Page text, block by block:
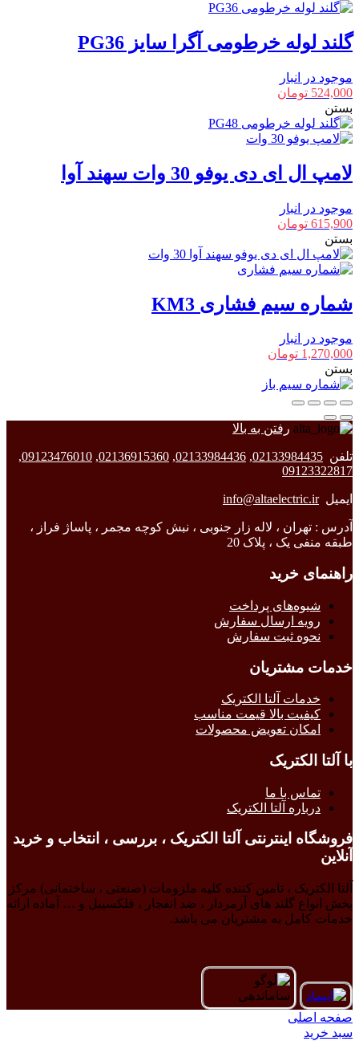
گلند لوله خرطومی آگرا سایز PG36
موجود در انبار
524,000 تومان
بستن
لامپ ال ای دی یوفو 30 وات سهند آوا
موجود در انبار
615,900 تومان
بستن
شماره سیم فشاری KM3
موجود در انبار
1,270,000 تومان
بستن
رفتن به بالا
تلفن 02133984435
,
02133984436
,
02136915360
,
09123476010
,
09123322817
ایمیلinfo@altaelectric.ir
آدرس : تهران ، لاله زار جنوبی ، نبش کوچه مجمر ، پاساژ فراز ،
طبقه منفی یک ، پلاک 20
راهنمای خرید
شیوه‌های پرداخت
رویه ارسال سفارش
نحوه ثبت سفارش
خدمات مشتریان
خدمات آلتا الکتریک
کیفیت بالا قیمت مناسب
امکان تعویض محصولات
با آلتا الکتریک
تماس با ما
درباره آلتا الکتریک
فروشگاه اینترنتی آلتا الکتریک ، بررسی ، انتخاب و خرید
آنلاین
آلتا الکتریک ، تامین کننده کلیه ملزومات (صنعتی ، ساختمانی) مرکز
پخش انواع گلند های آرمردار ، ضد انفجار ، فلکسیبل و … آماده ارائه
خدمات کامل به مشتریان می باشد.
صفحه اصلی
سبد خرید